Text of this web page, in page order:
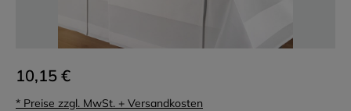
10,15 €
* Preise zzgl. MwSt. + Versandkosten